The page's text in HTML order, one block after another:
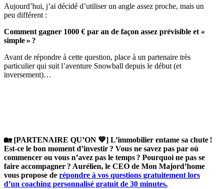
Aujourd’hui, j’ai décidé d’utiliser un angle assez proche, mais un
peu différent :
Comment gagner 1000 € par an de façon assez prévisible et «
simple » ?
Avant de répondre à cette question, place à un partenaire très
particulier qui suit l’aventure Snowball depuis le début (et
inversement)…
🏡 [PARTENAIRE QU’ON 💙] L’immobilier entame sa chute !
Est-ce le bon moment d’investir ? Vous ne savez pas par où
commencer ou vous n’avez pas le temps ? Pourquoi ne pas se
faire accompagner ? Aurélien, le CEO de Mon Majord’home
vous propose de répondre à vos questions gratuitement lors
d’un coaching personnalisé gratuit de 30 minutes.